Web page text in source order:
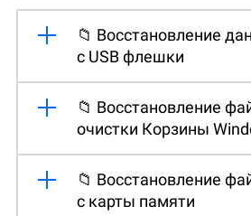
📁 Восстановление
с USB флешки
📁 Восстановление
очистки Корзины
📁 Восстановление
с карты памяти